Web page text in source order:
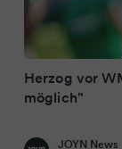
Herzog vor
möglich"
JOYN News